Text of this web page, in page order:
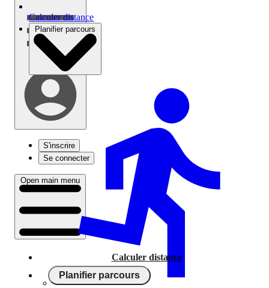
S'inscrire
Se connecter
Open main menu
Calculer distance
Planifier parcours
Calculer distance
Planifier parcours